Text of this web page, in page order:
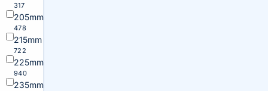
317
205mm
478
215mm
722
225mm
940
235mm